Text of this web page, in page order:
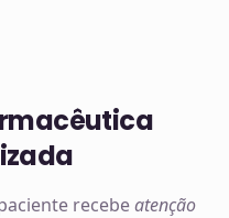
recebeatenção